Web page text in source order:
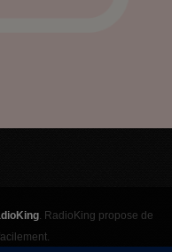
. RadioKing propose de